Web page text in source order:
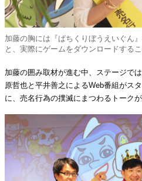
加藤の胸には『ぱちくりぼうえいぐん
と、実際にゲームをダウンロードする
加藤の囲み取材が進む中、ステージで
原哲也と平井善之によるWeb番組がス
に、売名行為の撲滅にまつわるトークが